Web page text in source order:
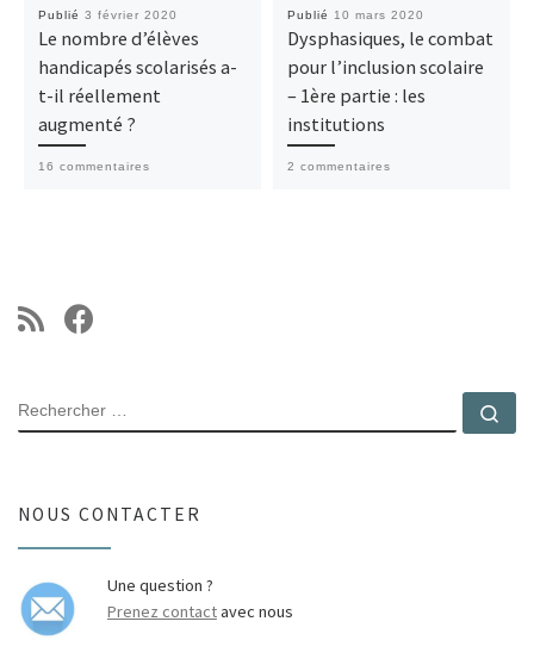
Publié 3 février 2020
Le nombre d’élèves
handicapés scolarisés a-
t-il réellement
augmenté ?
16 commentaires
Publié 10 mars 2020
Dysphasiques, le combat
pour l’inclusion scolaire
– 1ère partie : les
institutions
2 commentaires
RECHERCHER
NOUS CONTACTER
Une question ?
Prenez contactavec nous